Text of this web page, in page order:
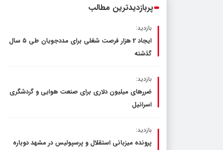
پربازدیدترین مطالب
بازدید:
ایجاد 2 هزار فرصت شغلی برای مددجویان طی ۵ سال
گذشته
بازدید:
ضررهای میلیون دلاری برای صنعت هوایی و گردشگری
اسرائیل
بازدید:
پرونده میزبانی استقلال و پرسپولیس در مشهد دوباره